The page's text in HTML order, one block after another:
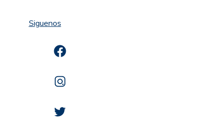
Siguenos